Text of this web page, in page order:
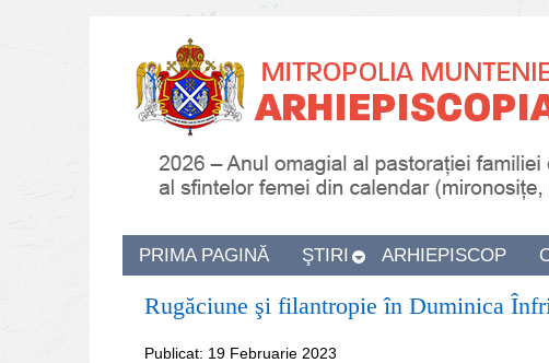
PRIMA PAGINĂ ŞTIRI ARHIEPISCOP
Rugăciune şi filantropie în Duminica
Publicat: 19 Februarie 2023